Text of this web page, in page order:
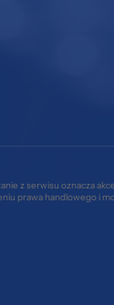
z serwisu oznacza
prawa handlowego i